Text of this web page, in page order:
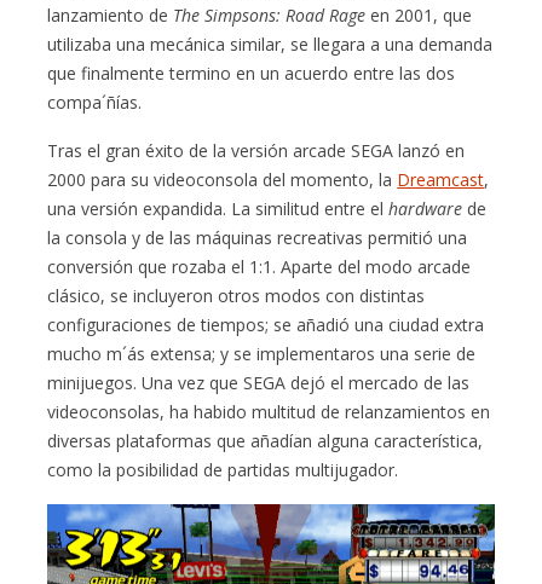
lanzamiento de The Simpsons: Road Rage en 2001, que
utilizaba una mecánica similar, se llegara a una demanda
que finalmente termino en un acuerdo entre las dos
compa´ñías.
Tras el gran éxito de la versión arcade SEGA lanzó en
2000 para su videoconsola del momento, la Dreamcast,
una versión expandida. La similitud entre elhardware de
la consola y de las máquinas recreativas permitió una
conversión que rozaba el 1:1. Aparte del modo arcade
clásico, se incluyeron otros modos con distintas
configuraciones de tiempos; se añadió una ciudad extra
mucho m´ás extensa; y se implementaros una serie de
minijuegos. Una vez que SEGA dejó el mercado de las
videoconsolas, ha habido multitud de relanzamientos en
diversas plataformas que añadían alguna característica,
como la posibilidad de partidas multijugador.